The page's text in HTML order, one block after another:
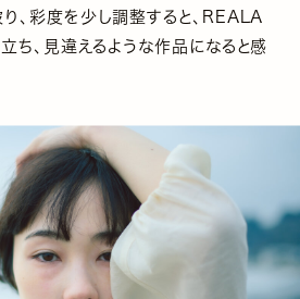
、彩度を少し調整すると、REALA
ち、見違えるような作品になると感